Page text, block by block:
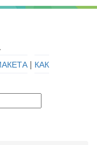
| КАК